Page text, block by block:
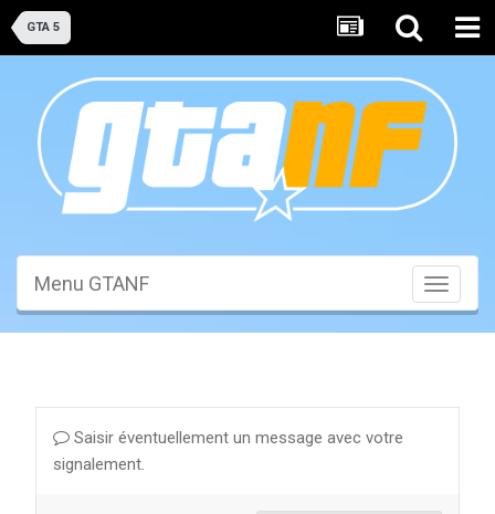
GTA 5
Toggle
Menu GTANF
Saisir éventuellement un message avec votre
signalement.